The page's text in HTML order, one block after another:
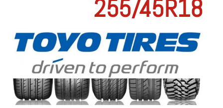
255/45R18